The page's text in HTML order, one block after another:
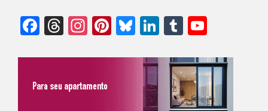
Facebook
Threads
Instagram
Pinterest
Bluesky
LinkedIn
Tumblr